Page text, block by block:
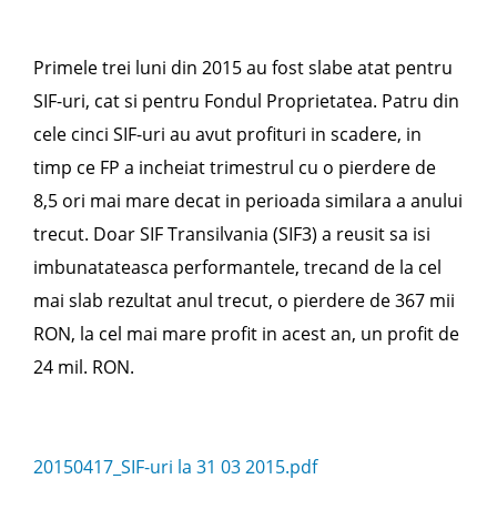
Primele trei luni din 2015 au fost slabe atat pentru
SIF-uri, cat si pentru Fondul Proprietatea. Patru din
cele cinci SIF-uri au avut profituri in scadere, in
timp ce FP a incheiat trimestrul cu o pierdere de
8,5 ori mai mare decat in perioada similara a anului
trecut. Doar SIF Transilvania (SIF3) a reusit sa isi
imbunatateasca performantele, trecand de la cel
mai slab rezultat anul trecut, o pierdere de 367 mii
RON, la cel mai mare profit in acest an, un profit de
24 mil. RON.
20150417_SIF-uri la 31 03 2015.pdf